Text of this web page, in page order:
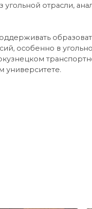
отрасли,
особенно в
университете.